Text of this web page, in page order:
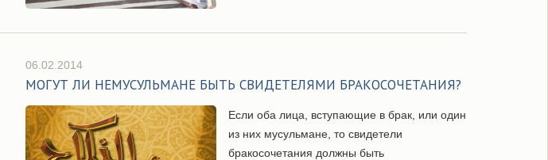
06.02.2014
МОГУТ ЛИ НЕМУСУЛЬМАНЕ БЫТЬ СВИДЕТЕЛЯМИ БРАКОСОЧЕТАНИЯ?
Если оба лица, вступающие в брак, или один
из них мусульмане, то свидетели
бракосочетания должны быть